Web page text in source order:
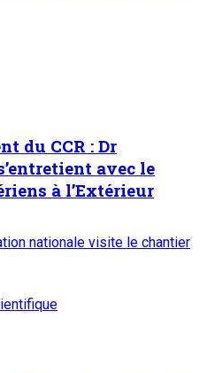
du CCR : Dr
avec le
à l’Extérieur
nationale visite le chantier